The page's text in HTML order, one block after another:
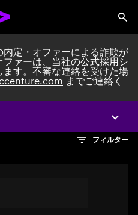
定・オファーによる詐欺が
ァーは、当社の公式採用シ
す。不審な連絡を受けた場
までご連絡く
at
使って検索してみてくださ
で、完全一致検索もできま
してください フィルター